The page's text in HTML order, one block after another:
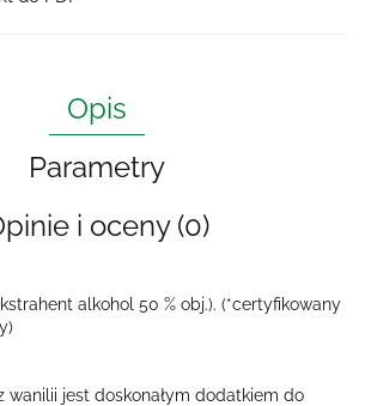
Opis
Parametry
i oceny (0)
alkohol 50 % obj.). (*certyfikowany
wanilii jest doskonałym dodatkiem do